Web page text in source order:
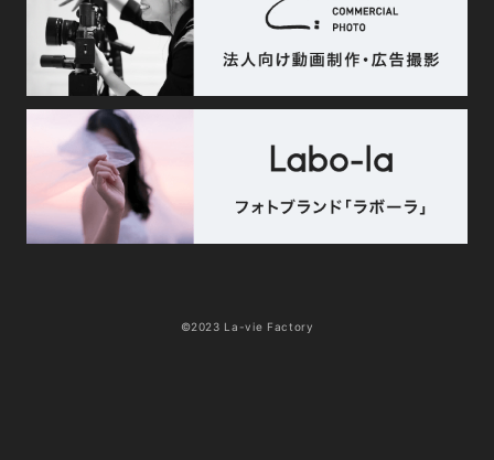
©2023 La-vie Factory